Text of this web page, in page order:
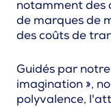
notamment des
de marques de
des coûts de
Guidés par
imagination »,
polyvalence,